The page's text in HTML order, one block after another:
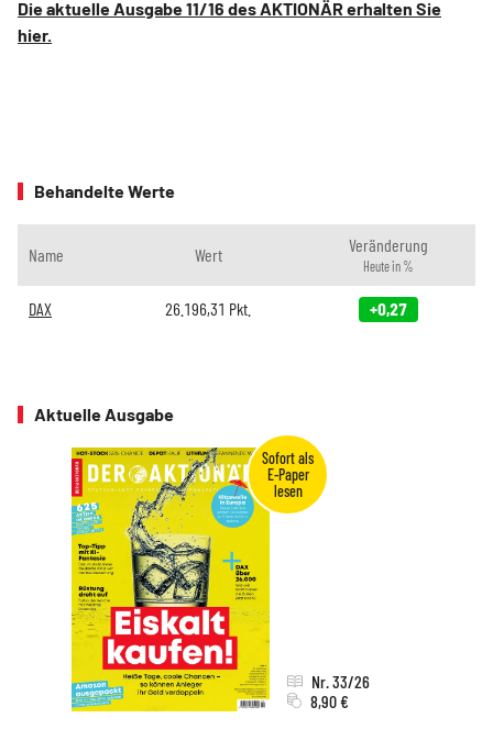
Die aktuelle Ausgabe 11/16 des AKTIONÄR erhalten Sie
hier.
Behandelte Werte
Name Wert Veränderung
Heute in %
DAX 26.196,31 Pkt. +0,27
Aktuelle Ausgabe
Nr. 33/26
8,90 €